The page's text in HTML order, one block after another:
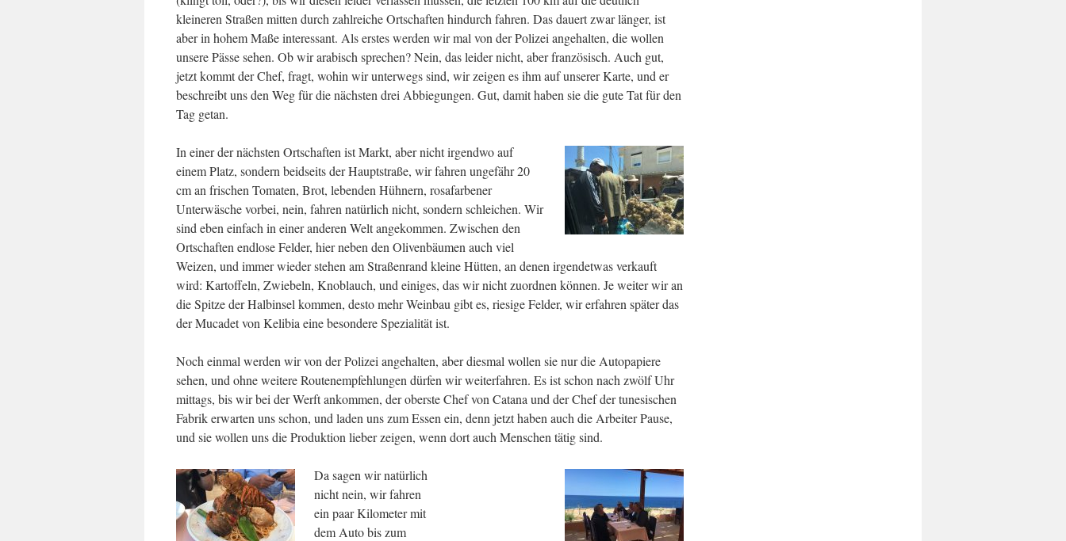
kleineren Straßen mitten durch zahlreiche Ortschaften hindurch fahren. Das dauert zwar länger, ist
aber in hohem Maße interessant. Als erstes werden wir mal von der Polizei angehalten, die wollen
unsere Pässe sehen. Ob wir arabisch sprechen? Nein, das leider nicht, aber französisch. Auch gut,
jetzt kommt der Chef, fragt, wohin wir unterwegs sind, wir zeigen es ihm auf unserer Karte, und er
beschreibt uns den Weg für die nächsten drei Abbiegungen. Gut, damit haben sie die gute Tat für den
Tag getan.
In einer der nächsten Ortschaften ist Markt, aber nicht irgendwo auf
einem Platz, sondern beidseits der Hauptstraße, wir fahren ungefähr 20
cm an frischen Tomaten, Brot, lebenden Hühnern, rosafarbener
Unterwäsche vorbei, nein, fahren natürlich nicht, sondern schleichen. Wir
sind eben einfach in einer anderen Welt angekommen. Zwischen den
Ortschaften endlose Felder, hier neben den Olivenbäumen auch viel
Weizen, und immer wieder stehen am Straßenrand kleine Hütten, an denen irgendetwas verkauft
wird: Kartoffeln, Zwiebeln, Knoblauch, und einiges, das wir nicht zuordnen können. Je weiter wir an
die Spitze der Halbinsel kommen, desto mehr Weinbau gibt es, riesige Felder, wir erfahren später das
der Mucadet von Kelibia eine besondere Spezialität ist.
Noch einmal werden wir von der Polizei angehalten, aber diesmal wollen sie nur die Autopapiere
sehen, und ohne weitere Routenempfehlungen dürfen wir weiterfahren. Es ist schon nach zwölf Uhr
mittags, bis wir bei der Werft ankommen, der oberste Chef von Catana und der Chef der tunesischen
Fabrik erwarten uns schon, und laden uns zum Essen ein, denn jetzt haben auch die Arbeiter Pause,
und sie wollen uns die Produktion lieber zeigen, wenn dort auch Menschen tätig sind.
Da sagen wir natürlich
nicht nein, wir fahren
ein paar Kilometer mit
dem Auto bis zum